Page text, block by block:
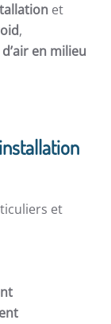
et
,
en milieu
et